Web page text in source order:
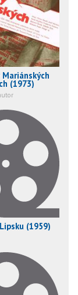
(1973)
(1959)